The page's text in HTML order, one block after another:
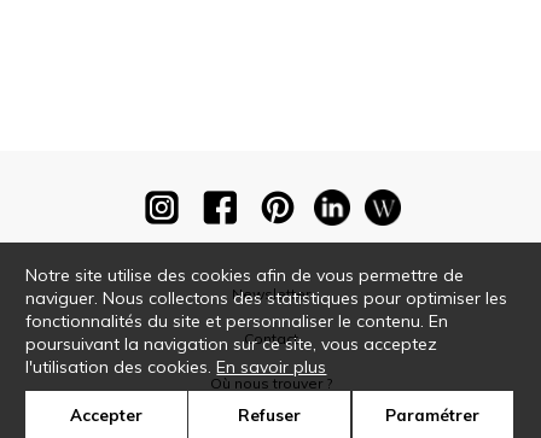
Newsletter
Contact
Où nous trouver ?
Notre site utilise des cookies afin de vous permettre de
naviguer. Nous collectons des statistiques pour optimiser les
fonctionnalités du site et personnaliser le contenu. En
poursuivant la navigation sur ce site, vous acceptez
l'utilisation des cookies.En savoir plus
Accepter Refuser Paramétrer